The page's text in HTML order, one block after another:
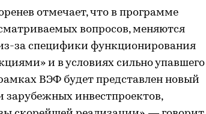
отмечает, что в программе
вопросов, меняются
за специфики функционирования
и в условиях сильно упавшего
ВЭФ будет представлен новый
зарубежных инвестпроектов,